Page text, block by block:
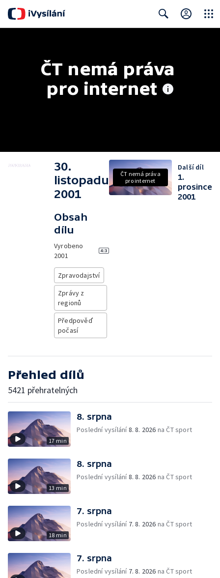
ČT nemá práva
pro internet
30.
listopadu
2001
Obsah
dílu
Vyrobeno
2001
Zpravodajství
Zprávy z
regionů
Předpověď
počasí
ČT nemá práva
pro internet
Další díl
1.
prosince
2001
Přehled dílů
5421 přehratelných
17 min
8. srpna
Poslední vysílání8. 8. 2026 na ČT sport
13 min
8. srpna
Poslední vysílání8. 8. 2026 na ČT sport
18 min
7. srpna
Poslední vysílání 7. 8. 2026 na ČT sport
7. srpna
Poslední vysílání 7. 8. 2026 na ČT sport